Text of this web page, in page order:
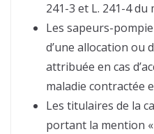
241-3 et L. 241-4 du
Les sapeurs-
d’une allocation ou
attribuée en cas
maladie contractée
Les titulaires de la
portant la mention